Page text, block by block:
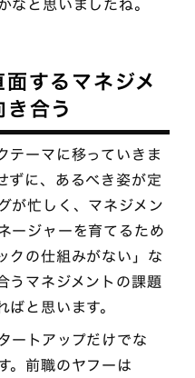
なと思いましたね。
するマネジメ
合う
テーマに移っていきま
ずに、あるべき姿が定
が忙しく、マネジメン
ージャーを育てるため
クの仕組みがない」な
うマネジメントの課題
と思います。
ートアップだけでな
。前職のヤフーは